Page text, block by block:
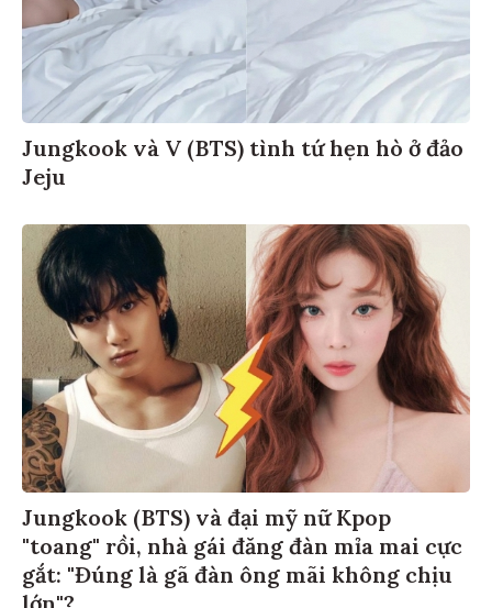
Jungkook và V (BTS) tình tứ hẹn hò ở đảo
Jeju
Jungkook (BTS) và đại mỹ nữ Kpop
"toang" rồi, nhà gái đăng đàn mỉa mai cực
gắt: "Đúng là gã đàn ông mãi không chịu